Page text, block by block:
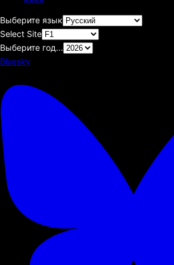
Выберите язык
Select Site
Выберите год...
Bluesky